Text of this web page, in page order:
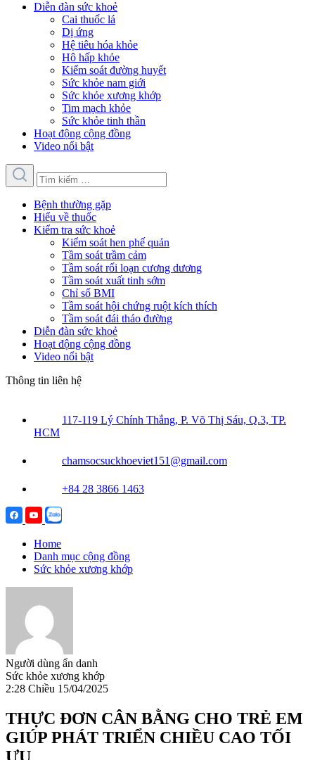
Diễn đàn sức khoẻ
Cai thuốc lá
Dị ứng
Hệ tiêu hóa khỏe
Hô hấp khỏe
Kiểm soát đường huyết
Sức khỏe nam giới
Sức khỏe xương khớp
Tim mạch khỏe
Sức khỏe tinh thần
Hoạt động cộng đồng
Video nổi bật
Bệnh thường gặp
Hiểu về thuốc
Kiểm tra sức khoẻ
Kiểm soát hen phế quản
Tầm soát trầm cảm
Tầm soát rối loạn cương dương
Tầm soát xuất tinh sớm
Chỉ số BMI
Tầm soát hội chứng ruột kích thích
Tầm soát đái tháo đường
Diễn đàn sức khoẻ
Hoạt động cộng đồng
Video nổi bật
Thông tin liên hệ
117-119 Lý Chính Thắng, P. Võ Thị Sáu, Q.3, TP.
HCM
chamsocsuckhoeviet151@gmail.com
+84 28 3866 1463
Home
Danh mục cộng đồng
Sức khỏe xương khớp
Người dùng ẩn danh
Sức khỏe xương khớp
2:28 Chiều 15/04/2025
THỰC ĐƠN CÂN BẰNG CHO TRẺ EM
GIÚP PHÁT TRIỂN CHIỀU CAO TỐI